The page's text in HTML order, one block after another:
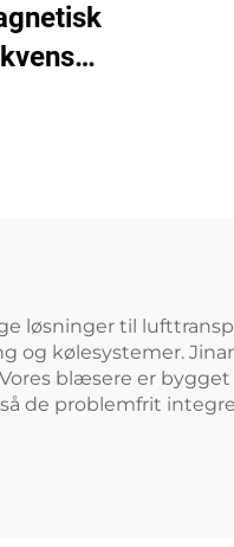
løsninger til
kølesystemer.
blæsere er
de problemfrit